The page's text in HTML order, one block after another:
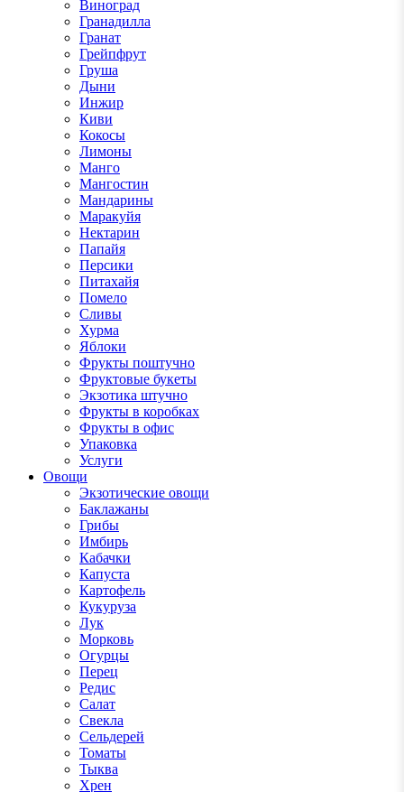
Виноград
Гранадилла
Гранат
Грейпфрут
Груша
Дыни
Инжир
Киви
Кокосы
Лимоны
Манго
Мангостин
Мандарины
Маракуйя
Нектарин
Папайя
Персики
Питахайя
Помело
Сливы
Хурма
Яблоки
Фрукты поштучно
Фруктовые букеты
Экзотика штучно
Фрукты в коробках
Фрукты в офис
Упаковка
Услуги
Овощи
Экзотические овощи
Баклажаны
Грибы
Имбирь
Кабачки
Капуста
Картофель
Кукуруза
Лук
Морковь
Огурцы
Перец
Редис
Салат
Свекла
Сельдерей
Томаты
Тыква
Хрен